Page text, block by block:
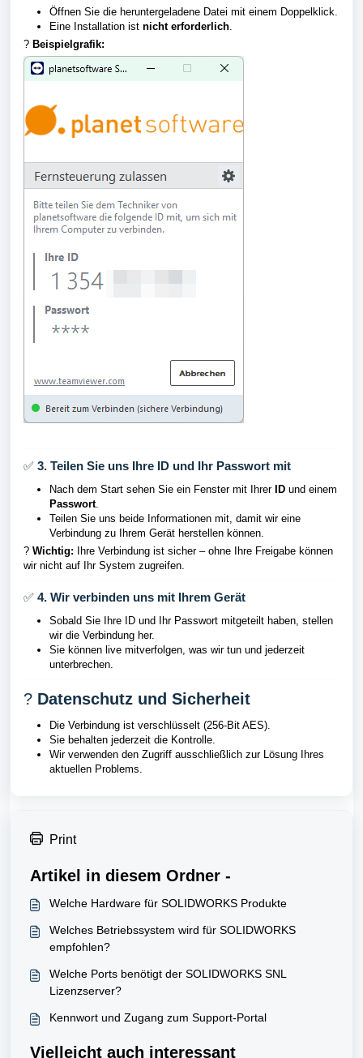
Öffnen Sie die heruntergeladene Datei mit einem Doppelklick.
Eine Installation ist nicht erforderlich
? Beispielgrafik:
✅ 3. Teilen Sie uns Ihre ID und Ihr Passwort mit
Nach dem Start sehen Sie ein Fenster mit Ihrer ID und einem
Passwort.
Teilen Sie uns beide Informationen mit, damit wir eine
Verbindung zu Ihrem Gerät herstellen können.
? Wichtig: Ihre Verbindung ist sicher – ohne Ihre Freigabe können
wir nicht auf Ihr System zugreifen.
✅ 4. Wir verbinden uns mit Ihrem Gerät
Sobald Sie Ihre ID und Ihr Passwort mitgeteilt haben, stellen
wir die Verbindung her.
Sie können live mitverfolgen, was wir tun und jederzeit
unterbrechen.
?️ Datenschutz und Sicherheit
Die Verbindung ist verschlüsselt (256-Bit AES).
Sie behalten jederzeit die Kontrolle.
Wir verwenden den Zugriff ausschließlich zur Lösung Ihres
aktuellen Problems.
Print
Artikel in diesem Ordner -
Welche Hardware für SOLIDWORKS Produkte
Welches Betriebssystem wird für SOLIDWORKS
empfohlen?
Welche Ports benötigt der SOLIDWORKS SNL
Lizenzserver?
Kennwort und Zugang zum Support-Portal
Vielleicht auch interessant